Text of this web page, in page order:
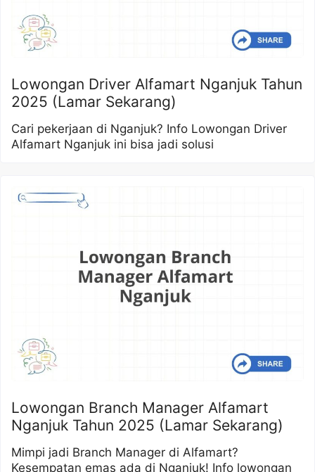
Lowongan Driver Alfamart Nganjuk Tahun
2025 (Lamar Sekarang)
Cari pekerjaan di Nganjuk? Info Lowongan Driver
Alfamart Nganjuk ini bisa jadi solusi
Lowongan Branch Manager Alfamart
Nganjuk Tahun 2025 (Lamar Sekarang)
Mimpi jadi Branch Manager di Alfamart?
Kesempatan emas ada di Nganjuk! Info lowongan